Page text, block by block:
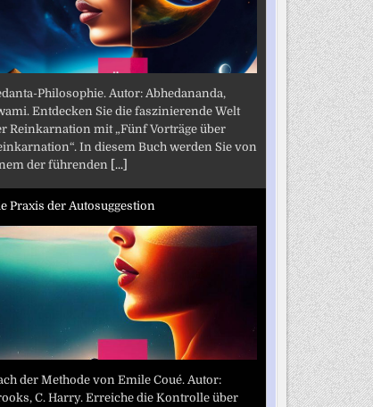
Philosophie. Autor: Abhedananda,
Entdecken Sie die faszinierende Welt
Reinkarnation mit „Fünf Vorträge über
In diesem Buch werden Sie von
der führenden [...]
Praxis der Autosuggestion
der Methode von Emile Coué. Autor:
C. Harry. Erreiche die Kontrolle über